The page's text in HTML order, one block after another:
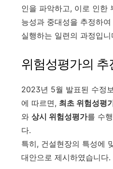
인을 파악하고, 이로 인한
능성과 중대성을 추정하
실행하는 일련의 과정입니
위험성평가의 추
2023년 5월 발표된 수정
에 따르면, 최초 위험성평
와 상시 위험성평가를 수
다.
특히, 건설현장의 특성에
대안으로 제시하였습니다.